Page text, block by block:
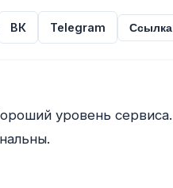
ВК Telegram Ссылка